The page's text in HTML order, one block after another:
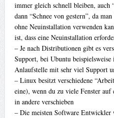
immer gleich schnell bleiben, auch
dann “Schnee von gestern”, da
ohne Neuinstallation verwenden
ist, dass eine Neuinstallation
– Je nach Distributionen gibt es
Support, bei Ubuntu
Anlaufstelle mit sehr viel Support
– Linux besitzt verschiedene
eine), wenn du zu viele Fenster auf
in andere verschieben
– Die meisten Software